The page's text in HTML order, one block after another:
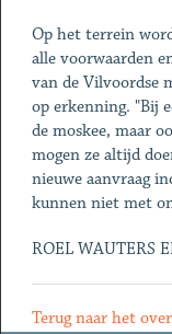
Op het terrein
alle voorwaarden
van de Vilvoordse
op erkenning. "Bij
de moskee, maar
mogen ze altijd
nieuwe aanvraag
kunnen niet met
ROEL WAUTERS
Terug naar het